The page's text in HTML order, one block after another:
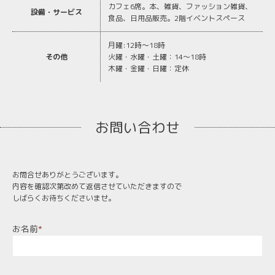
設備・サービス
カフェ6席。本、雑貨、ファッション雑貨、
食品、日用品販売。2階イベントスペース
その他
月曜:12時〜18時
火曜・水曜・土曜：14～18時
木曜・金曜・日曜：定休
お問い合わせ
お問合せありがとうございます。
内容を確認次第改めて返信させていただきますので
しばらくお待ちくださいませ。
お名前*